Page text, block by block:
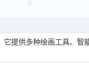
提供多种绘画工具、智